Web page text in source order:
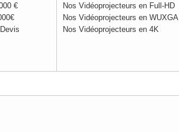
€
Nos Vidéoprojecteurs en Full-HD
Nos Vidéoprojecteurs en WUXGA
Nos Vidéoprojecteurs en 4K